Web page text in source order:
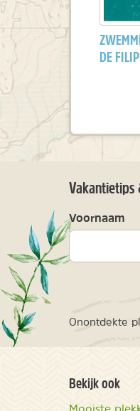
DE
Vakantietips
Voornaam
Onontdekte
Bekijk ook
Mooiste